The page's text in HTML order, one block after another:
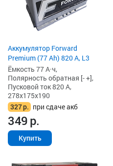
Аккумулятор Forward
Premium (77 Ah) 820 А, L3
Ёмкость 77 А·ч,
Полярность обратная [- +],
Пусковой ток 820 А,
278x175x190
327р. при сдаче акб
349р.
Купить